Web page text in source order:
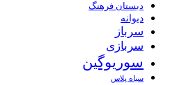
دبستان فرهنگ
دیوانه
سرباز
سربازی
سوریوگین
سیاه پلاس